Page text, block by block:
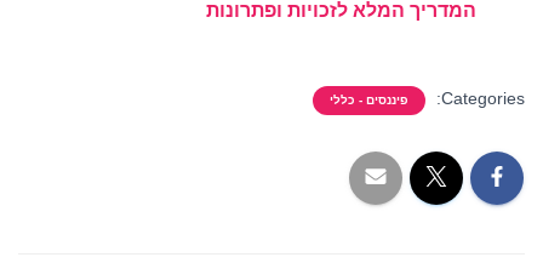
המדריך המלא לזכויות ופתרונות
Categories: פיננסים - כללי